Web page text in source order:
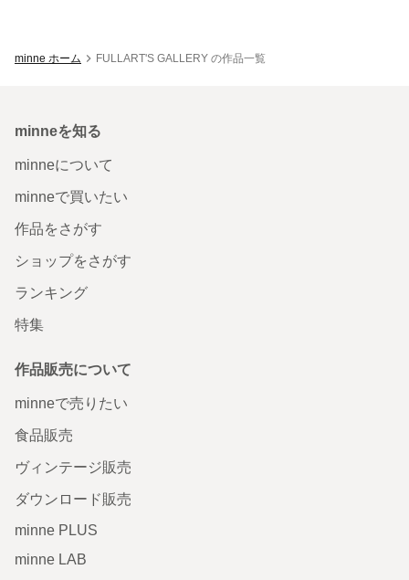
minne ホーム FULLART'S GALLERY の作品一覧
minneを知る
minneについて
minneで買いたい
作品をさがす
ショップをさがす
ランキング
特集
作品販売について
minneで売りたい
食品販売
ヴィンテージ販売
ダウンロード販売
minne PLUS
minne LAB